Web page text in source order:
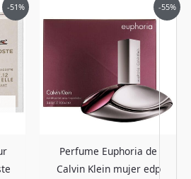
-51%
actual
-55%
Perfume Euphoria de
Calvin Klein mujer edp
original
$595,000.
precio
actual